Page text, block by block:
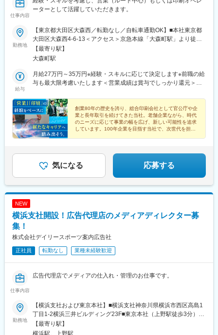
仕事内容
ーターとして活躍していただきます。
勤務地
【東京都大田区大森西／転勤なし／自転車通勤OK】■本社東京都
大田区大森西4-6-13＜アクセス＞京急本線「大森町駅」より徒歩8
分JR「大森駅」または「蒲田駅」より、京浜急行バス乗車約10分
「大森西四丁目」バス停から徒歩1分
【最寄り駅】
大森町駅
給与
月給27万円～35万円※経験・スキルに応じて決定します※前職の給
与も最大限考慮いたします＜営業成績は賞与でしっかり還元＞頑
す。
創業80年の歴史を誇り、総合印刷会社として官公庁や企
業と長年取引を続けてきた当社。老舗企業ながら、時代
のニーズに応じて事業の幅を広げ、新しい可能性を追求
しています。100年企業を目指す当社で、次世代を担う
気になる 応募する
NEW
横浜支社開設！広告代理店のメディアディレクター募
集！
株式会社デイリースポーツ案内広告社
正社員 転勤なし 業種未経験歓迎
仕事内容
広告代理店でメディアの仕入れ・管理のお仕事です。
勤務地
【横浜支社および東京本社】■横浜支社神奈川県横浜市西区高島1
丁目1-2横浜三井ビルディング23F■東京本社（上野駅徒歩3分）東
京都台東区東上野4-8-1 TIXTOWER UENO 14F■会社
HPhttps://daily-ad.jp/recruit/■メディア紹介https://daily-
【最寄り駅】
横浜駅、上野駅